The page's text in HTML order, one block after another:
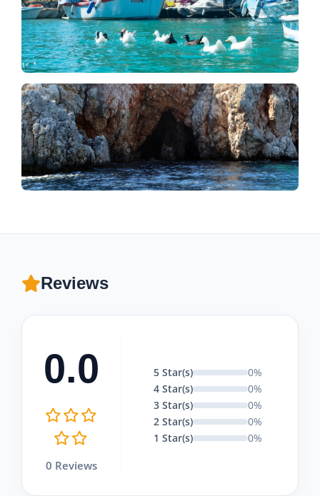
Reviews
0.0
0 Reviews
5 Star(s)
0%
4 Star(s)
0%
3 Star(s)
0%
2 Star(s)
0%
1 Star(s)
0%